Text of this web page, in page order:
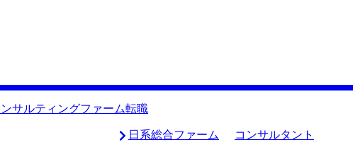
ルティング業界に精通していると感じたからです。 私は、海外案
ていました。しかし、面談の中で、外資系ファームの場合、海外
くような案件には実は関わりにくいということを教えていただきま
職していただろうと不安を感じ、MyVisionさんにお任せすること
います。海外営業の経験をどのようにコンサルティング業務に結び
サルティングファーム転職
日系総合ファーム コンサルタント